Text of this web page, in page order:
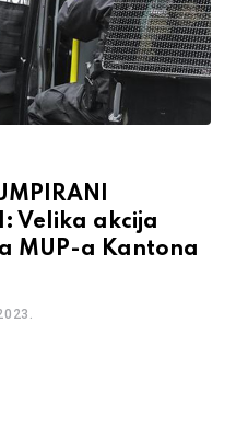
Velika akcija
MUP-a Kantona